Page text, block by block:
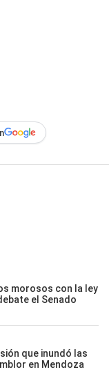
morosos con la ley
el Senado
que inundó las
en Mendoza